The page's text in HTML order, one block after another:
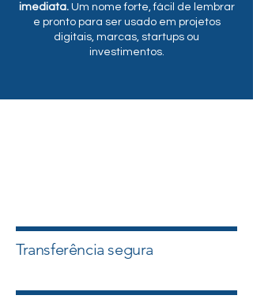
imediata. Um nome forte, fácil de lembrar
e pronto para ser usado em projetos
digitais, marcas, startups ou
investimentos.
Transferência segura